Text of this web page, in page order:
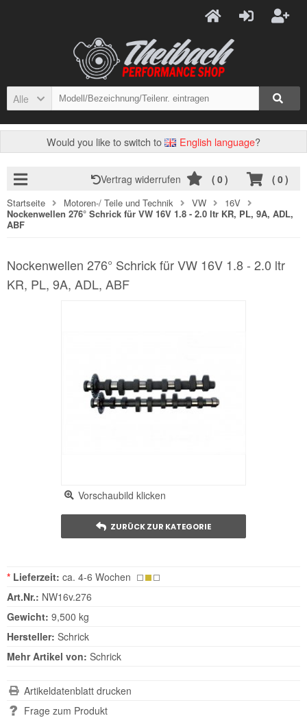
Alle
Would you like to switch to English language?
( 0)
Vertrag widerrufen ( 0)
Startseite Motoren-/ Teile und Technik VW
16V
Nockenwellen 276° Schrick für VW 16V 1.8 - 2.0 ltr KR, PL, 9A, ADL,
ABF
Nockenwellen 276° Schrick für VW 16V 1.8 - 2.0 ltr
KR, PL, 9A, ADL, ABF
Vorschaubild klicken
ZURÜCK ZUR KATEGORIE
* Lieferzeit: ca. 4-6 Wochen
Art.Nr.: NW16v.276
Gewicht: 9,500 kg
Hersteller: Schrick
Mehr Artikel von: Schrick
Artikeldatenblatt drucken
Frage zum Produkt